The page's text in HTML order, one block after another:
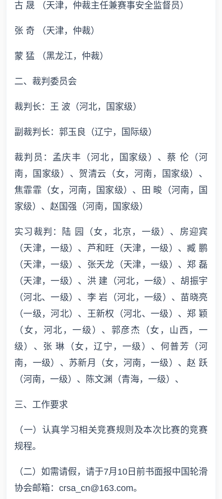
古 晟 （天津，仲裁主任兼赛事安全监督员）
张 奇 （天津，仲裁）
蒙 猛 （黑龙江，仲裁）
二、裁判委员会
裁判长：王 波（河北，国家级）
副裁判长：郭玉良（辽宁，国际级）
裁判员：孟庆丰（河北，国家级）、蔡 伦（河
南，国家级）、贺清云（女，河南，国家级）、
焦霏霏（女，河南，国家级）、田 畯（河南，国
家级）、赵国强（河南，国家级）
实习裁判：陆 园（女，北京，一级）、房迎宾
（天津，一级）、芦和旺（天津，一级）、臧 鹏
（天津，一级）、张天龙（天津，一级）、郑 磊
（天津，一级）、洪 建（河北，一级）、胡振宇
（河北、一级）、李 岩（河北，一级）、苗晓亮
（一级，河北）、王新权（河北、一级）、郑 颖
（女，河北，一级）、郭彦杰（女，山西，一
级）、张 琳（女，辽宁，一级）、何普芳（河
南，一级）、苏新月（女，河南，一级）、赵 跃
（河南，一级）、陈文渊（青海，一级）、
三、工作要求
（一）认真学习相关竞赛规则及本次比赛的竞赛
规程。
（二）如需请假，请于7月10日前书面报中国轮滑
协会邮箱：crsa_cn@163.com。